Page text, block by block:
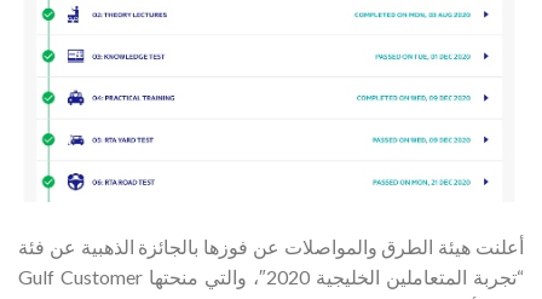
أعلنت هيئة الطرق والمواصلات عن فوزها بالجائزة الذهبية عن فئة
“تجربة المتعاملين الخليجية 2020″، والتي منحتها Gulf Customer